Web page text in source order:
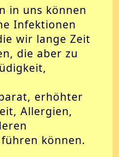
in uns können
Infektionen
wir lange Zeit
die aber zu
erhöhter
Allergien,
können.